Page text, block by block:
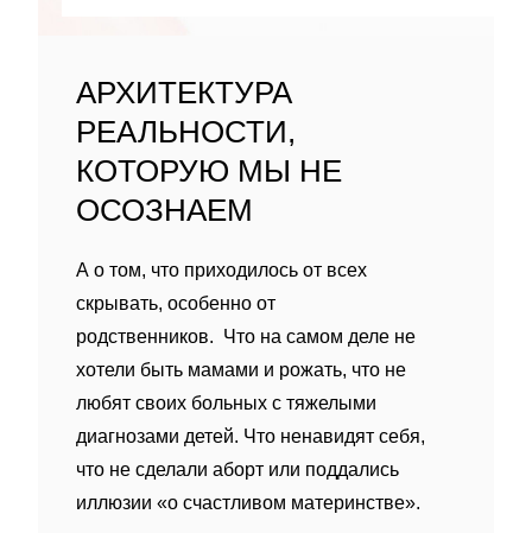
АРХИТЕКТУРА
РЕАЛЬНОСТИ,
КОТОРУЮ МЫ НЕ
ОСОЗНАЕМ
А о том, что приходилось от всех
скрывать, особенно от
родственников. Что на самом деле не
хотели быть мамами и рожать, что не
любят своих больных с тяжелыми
диагнозами детей. Что ненавидят себя,
что не сделали аборт или поддались
иллюзии «о счастливом материнстве».